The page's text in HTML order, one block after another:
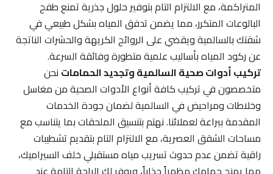
المتراكمة، مع الالتزام التام بتوفير حلول جذرية تمنع طفح
البالوعات المتكرر، مما يضمن تدفق المياه بشكل طبيعي في
شقتك بالسالمية ويقضي على الروائح الكريهة والحشرات الناتجة
عن ركود المياه بأساليب علمية متطورة وفائقة السرعة.
تركيب أدوات صحية السالمية وتجديد الحماماتنحن
متخصصون في تركيب كافة أنواع الأدوات الصحية من مغاسل
وخلاطات ومراحيض في السالمية لضمان جودة الخدمات
المقدمة ببراعة لعملائنا. نهتم بتنسيق الملحقات بما يتناسب مع
مساحات الشقق العصرية، مع الالتزام التام بتقديم تشطيبات
راقية تضمن عدم حدوث تسريب مياه مستقبلي خلف السيراميك،